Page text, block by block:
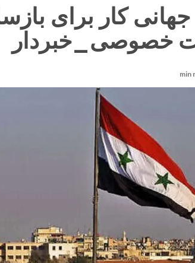
کار برای
خصوصی_خبردار